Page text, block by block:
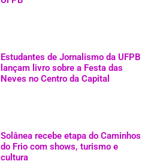
Estudantes de Jornalismo da UFPB
lançam livro sobre a Festa das
Neves no Centro da Capital
Solânea recebe etapa do Caminhos
do Frio com shows, turismo e
cultura